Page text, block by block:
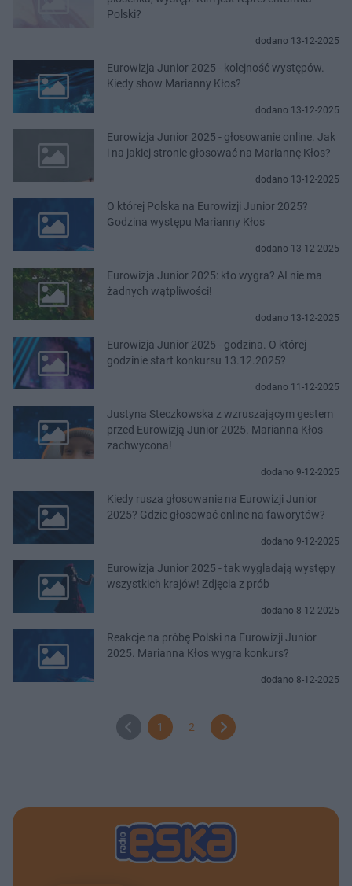
Polski?
dodano 13-12-2025
Eurowizja Junior 2025 - kolejność występów.
Kiedy show Marianny Kłos?
dodano 13-12-2025
Eurowizja Junior 2025 - głosowanie online. Jak
i na jakiej stronie głosować na Mariannę Kłos?
dodano 13-12-2025
O której Polska na Eurowizji Junior 2025?
Godzina występu Marianny Kłos
dodano 13-12-2025
Eurowizja Junior 2025: kto wygra? AI nie ma
żadnych wątpliwości!
dodano 13-12-2025
Eurowizja Junior 2025 - godzina. O której
godzinie start konkursu 13.12.2025?
dodano 11-12-2025
Justyna Steczkowska z wzruszającym gestem
przed Eurowizją Junior 2025. Marianna Kłos
zachwycona!
dodano 9-12-2025
Kiedy rusza głosowanie na Eurowizji Junior
2025? Gdzie głosować online na faworytów?
dodano 9-12-2025
Eurowizja Junior 2025 - tak wygladają występy
wszystkich krajów! Zdjęcia z prób
dodano 8-12-2025
Reakcje na próbę Polski na Eurowizji Junior
2025. Marianna Kłos wygra konkurs?
dodano 8-12-2025
1 2